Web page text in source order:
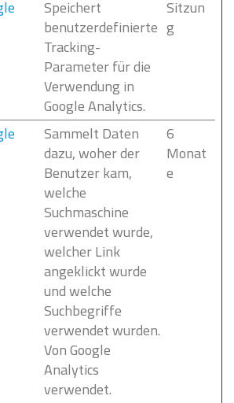
Speichert
benutzerdefinierte
Tracking-
Parameter für die
Verwendung in
Google Analytics.
Sitzun
g
Sammelt Daten
dazu, woher der
Benutzer kam,
welche
Suchmaschine
verwendet wurde,
welcher Link
angeklickt wurde
und welche
Suchbegriffe
verwendet wurden.
Von Google
Analytics
verwendet.
6
Monat
e